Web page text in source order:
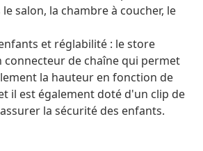
salon, la chambre à coucher, le
et réglabilité : le store
connecteur de chaîne qui permet
la hauteur en fonction de
il est également doté d'un clip de
la sécurité des enfants.